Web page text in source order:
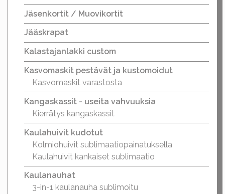
Jäsenkortit / Muovikortit
Jääskrapat
Kalastajanlakki custom
Kasvomaskit pestävät ja kustomoidut
Kasvomaskit varastosta
Kangaskassit - useita vahvuuksia
Kierrätys kangaskassit
Kaulahuivit kudotut
Kolmiohuivit sublimaatiopainatuksella
Kaulahuivit kankaiset sublimaatio
Kaulanauhat
3-in-1 kaulanauha sublimoitu